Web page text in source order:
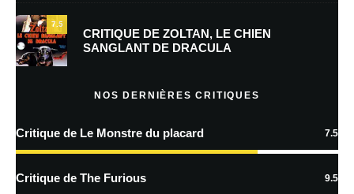
Prévenez-moi de tous les nouveaux commentaires par e-mail.
Prévenez-moi de tous les nouveaux articles par e-mail.
En savoir
traitées
7.5
CRITIQUE DE ZOLTAN, LE CHIEN
SANGLANT DE DRACULA
NOS DERNIÈRES CRITIQUES
Critique de Le Monstre du placard 7.5
Critique de The Furious 9.5